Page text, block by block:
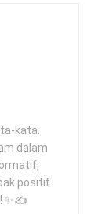
kata.
dalam
positif.
✨✍️